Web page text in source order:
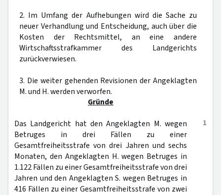
2. Im Umfang der Aufhebungen wird die Sache zu
neuer Verhandlung und Entscheidung, auch über die
Kosten der Rechtsmittel, an eine andere
Wirtschaftsstrafkammer des Landgerichts
zurückverwiesen.
3. Die weiter gehenden Revisionen der Angeklagten
M. und H. werden verworfen.
Gründe
1
Das Landgericht hat den Angeklagten M. wegen
Betruges in drei Fällen zu einer
Gesamtfreiheitsstrafe von drei Jahren und sechs
Monaten, den Angeklagten H. wegen Betruges in
1.122 Fällen zu einer Gesamtfreiheitsstrafe von drei
Jahren und den Angeklagten S. wegen Betruges in
416 Fällen zu einer Gesamtfreiheitsstrafe von zwei